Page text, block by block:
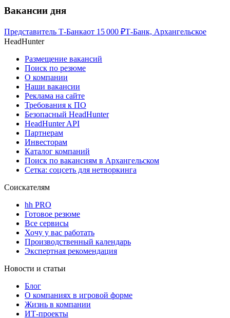
Вакансии дня
Представитель Т-Банкаот 15 000 ₽Т-Банк, Архангельское
HeadHunter
Размещение вакансий
Поиск по резюме
О компании
Наши вакансии
Реклама на сайте
Требования к ПО
Безопасный HeadHunter
HeadHunter API
Партнерам
Инвесторам
Каталог компаний
Поиск по вакансиям в Архангельском
Сетка: соцсеть для нетворкинга
Соискателям
hh PRO
Готовое резюме
Все сервисы
Хочу у вас работать
Производственный календарь
Экспертная рекомендация
Новости и статьи
Блог
О компаниях в игровой форме
Жизнь в компании
ИТ-проекты